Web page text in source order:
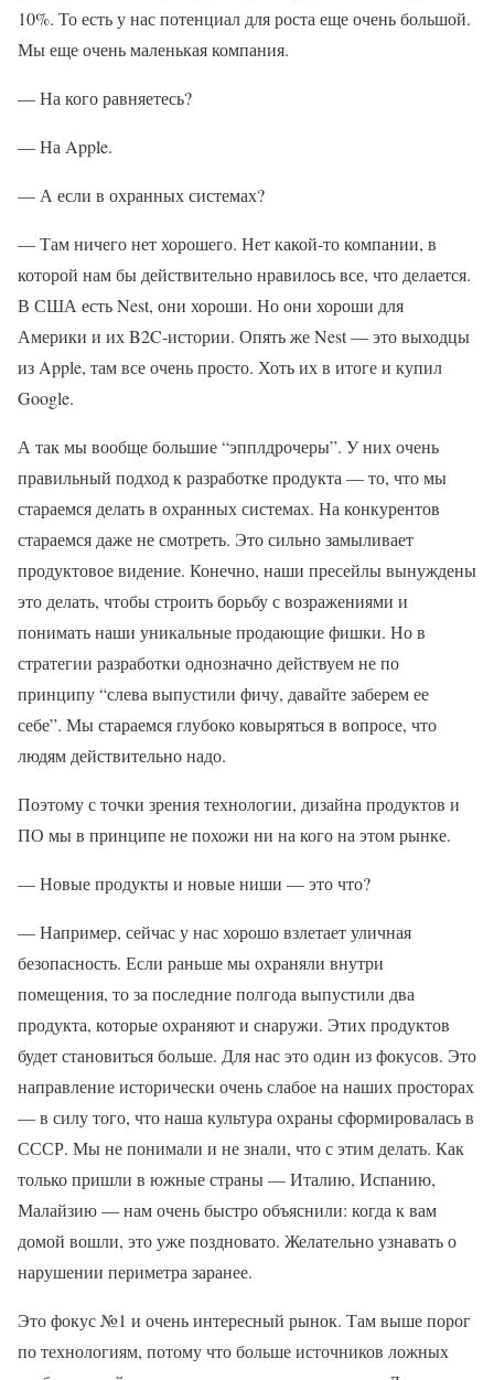
10%. То есть у нас потенциал для роста еще очень большой.
Мы еще очень маленькая компания.
— На кого равняетесь?
— На Apple.
— А если в охранных системах?
— Там ничего нет хорошего. Нет какой-то компании, в
которой нам бы действительно нравилось все, что делается.
В США есть Nest, они хороши. Но они хороши для
Америки и их B2C-истории. Опять же Nest — это выходцы
из Apple, там все очень просто. Хоть их в итоге и купил
Google.
А так мы вообще большие “эпплдрочеры”. У них очень
правильный подход к разработке продукта — то, что мы
стараемся делать в охранных системах. На конкурентов
стараемся даже не смотреть. Это сильно замыливает
продуктовое видение. Конечно, наши пресейлы вынуждены
это делать, чтобы строить борьбу с возражениями и
понимать наши уникальные продающие фишки. Но в
стратегии разработки однозначно действуем не по
принципу “слева выпустили фичу, давайте заберем ее
себе”. Мы стараемся глубоко ковыряться в вопросе, что
людям действительно надо.
Поэтому с точки зрения технологии, дизайна продуктов и
ПО мы в принципе не похожи ни на кого на этом рынке.
— Новые продукты и новые ниши — это что?
— Например, сейчас у нас хорошо взлетает уличная
безопасность. Если раньше мы охраняли внутри
помещения, то за последние полгода выпустили два
продукта, которые охраняют и снаружи. Этих продуктов
будет становиться больше. Для нас это один из фокусов. Это
направление исторически очень слабое на наших просторах
— в силу того, что наша культура охраны сформировалась в
СССР. Мы не понимали и не знали, что с этим делать. Как
только пришли в южные страны — Италию, Испанию,
Малайзию — нам очень быстро объяснили: когда к вам
домой вошли, это уже поздновато. Желательно узнавать о
нарушении периметра заранее.
Это фокус №1 и очень интересный рынок. Там выше порог
по технологиям, потому что больше источников ложных